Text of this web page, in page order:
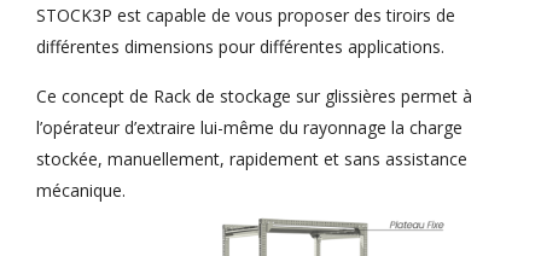
STOCK3P est capable de vous proposer des tiroirs de
différentes dimensions pour différentes applications.
Ce concept de Rack de stockage sur glissières permet à
l’opérateur d’extraire lui-même du rayonnage la charge
stockée, manuellement, rapidement et sans assistance
mécanique.